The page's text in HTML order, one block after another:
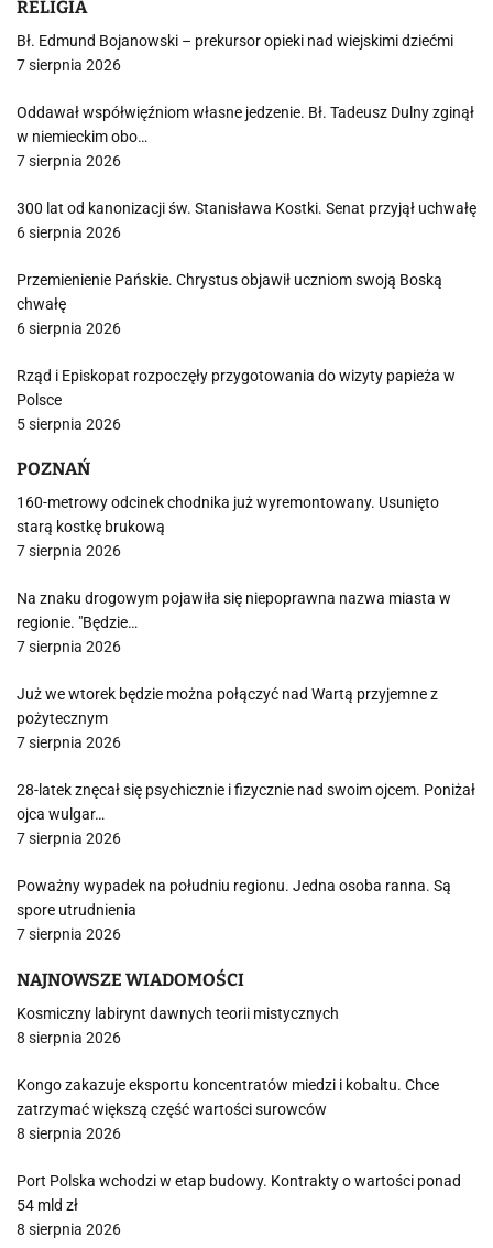
RELIGIA
Bł. Edmund Bojanowski – prekursor opieki nad wiejskimi dziećmi
7 sierpnia 2026
Oddawał współwięźniom własne jedzenie. Bł. Tadeusz Dulny zginął
w niemieckim obo…
7 sierpnia 2026
300 lat od kanonizacji św. Stanisława Kostki. Senat przyjął uchwałę
6 sierpnia 2026
Przemienienie Pańskie. Chrystus objawił uczniom swoją Boską
chwałę
6 sierpnia 2026
Rząd i Episkopat rozpoczęły przygotowania do wizyty papieża w
Polsce
5 sierpnia 2026
POZNAŃ
160-metrowy odcinek chodnika już wyremontowany. Usunięto
starą kostkę brukową
7 sierpnia 2026
Na znaku drogowym pojawiła się niepoprawna nazwa miasta w
regionie. "Będzie…
7 sierpnia 2026
Już we wtorek będzie można połączyć nad Wartą przyjemne z
pożytecznym
7 sierpnia 2026
28-latek znęcał się psychicznie i fizycznie nad swoim ojcem. Poniżał
ojca wulgar…
7 sierpnia 2026
Poważny wypadek na południu regionu. Jedna osoba ranna. Są
spore utrudnienia
7 sierpnia 2026
NAJNOWSZE WIADOMOŚCI
Kosmiczny labirynt dawnych teorii mistycznych
8 sierpnia 2026
Kongo zakazuje eksportu koncentratów miedzi i kobaltu. Chce
zatrzymać większą część wartości surowców
8 sierpnia 2026
Port Polska wchodzi w etap budowy. Kontrakty o wartości ponad
54 mld zł
8 sierpnia 2026